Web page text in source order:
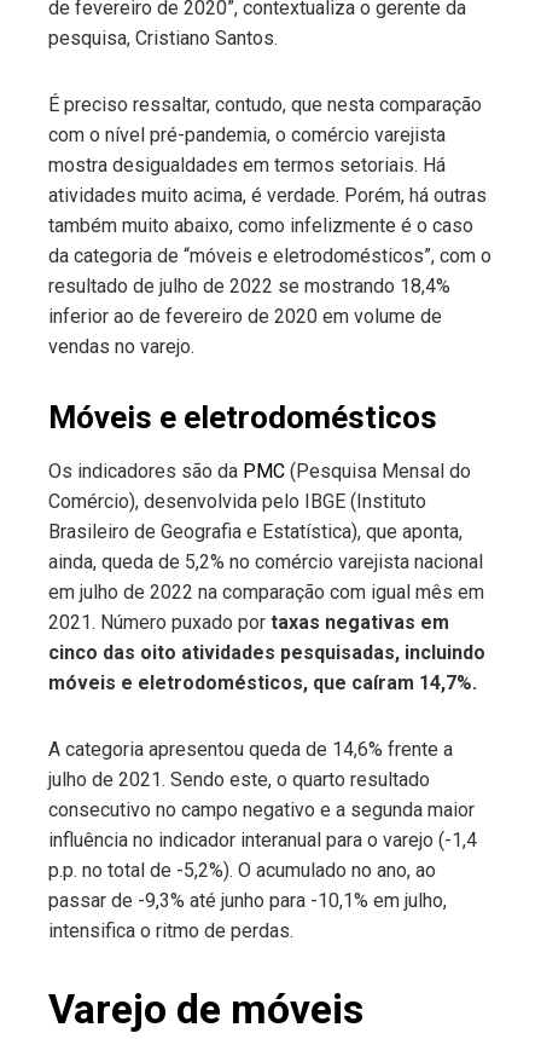
de fevereiro de 2020”, contextualiza o gerente da
pesquisa, Cristiano Santos.
É preciso ressaltar, contudo, que nesta comparação
com o nível pré-pandemia, o comércio varejista
mostra desigualdades em termos setoriais. Há
atividades muito acima, é verdade. Porém, há outras
também muito abaixo, como infelizmente é o caso
da categoria de “móveis e eletrodomésticos”, com o
resultado de julho de 2022 se mostrando 18,4%
inferior ao de fevereiro de 2020 em volume de
vendas no varejo.
Móveis e eletrodomésticos
Os indicadores são da PMC (Pesquisa Mensal do
Comércio), desenvolvida pelo IBGE (Instituto
Brasileiro de Geografia e Estatística), que aponta,
ainda, queda de 5,2% no comércio varejista nacional
em julho de 2022 na comparação com igual mês em
2021. Número puxado por taxas negativas em
cinco das oito atividades pesquisadas, incluindo
móveis e eletrodomésticos, que caíram 14,7%.
A categoria apresentou queda de 14,6% frente a
julho de 2021. Sendo este, o quarto resultado
consecutivo no campo negativo e a segunda maior
influência no indicador interanual para o varejo (-1,4
p.p. no total de -5,2%). O acumulado no ano, ao
passar de -9,3% até junho para -10,1% em julho,
intensifica o ritmo de perdas.
Varejo de móveis